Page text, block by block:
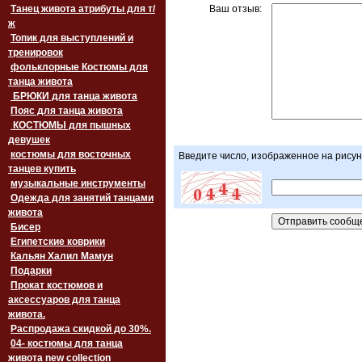
Танец живота атрибуты для т/
ж
Топик для выступлений и
тренировок
фольклорные Костюмы для
танца живота
БРЮКИ для танца живота
Пояс для танца живота
девушек
костюмы для восточных
танцев купить
музыкальные инструменты
Одежда для занятий танцами
живота
Бисер
Египетские коврики
Кальян Халил Мамун
Подарки
Прокат костюмов и
аксессуаров для танца
живота.
Распродажа скидкой до 30%.
04- костюмы для танца
живота new collection
Ваш отзыв:
Введите число, изображенное на